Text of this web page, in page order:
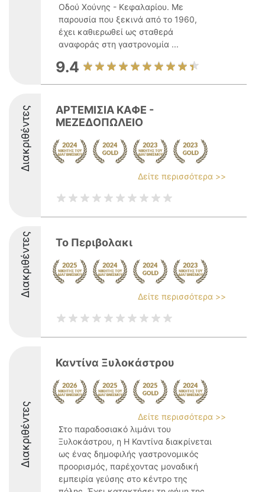
Οδού Χούνης - Κεφαλαρίου. Με
παρουσία που ξεκινά από το 1960,
έχει καθιερωθεί ως σταθερά
αναφοράς στη γαστρονομία ...
9.4
Διακριθέντες
ΑΡΤΕΜΙΣΙΑ ΚΑΦΕ -
ΜΕΖΕΔΟΠΩΛΕΙΟ
Δείτε περισσότερα >>
Διακριθέντες Το Περιβολακι
Δείτε περισσότερα >>
Διακριθέντες
Καντίνα Ξυλοκάστρου
Δείτε περισσότερα >>
Στο παραδοσιακό λιμάνι του
Ξυλοκάστρου, η Η Καντίνα διακρίνεται
ως ένας δημοφιλής γαστρονομικός
προορισμός, παρέχοντας μοναδική
εμπειρία γεύσης στο κέντρο της